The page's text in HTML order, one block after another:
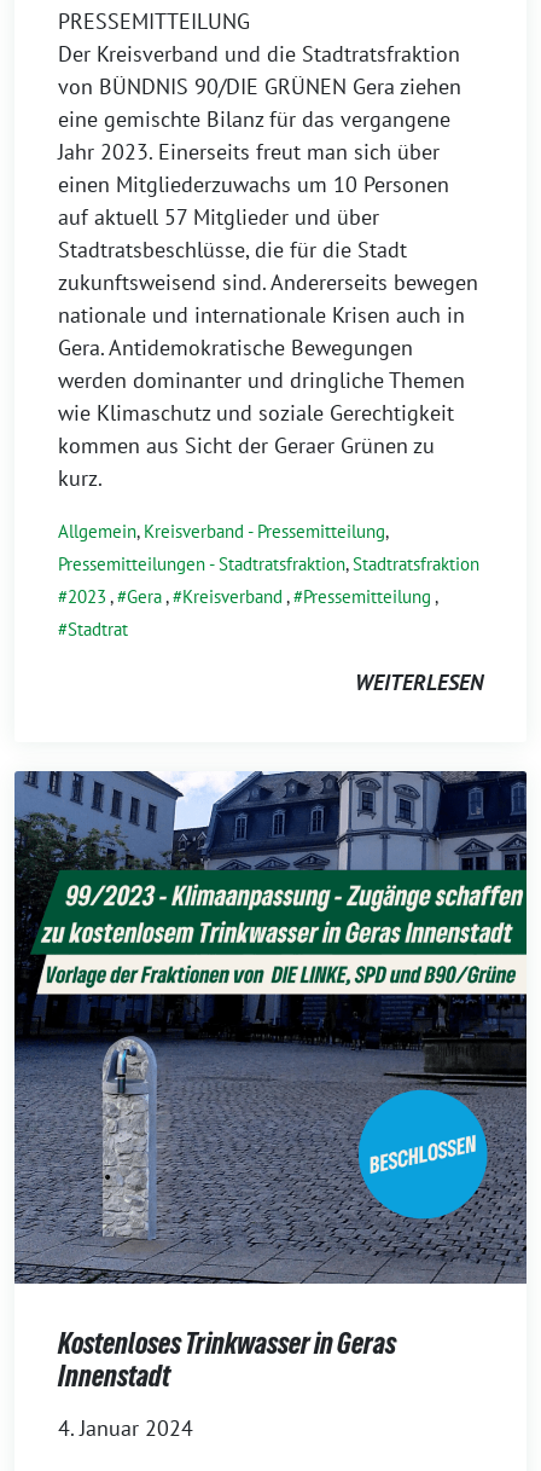
PRESSEMITTEILUNG
Der Kreisverband und die Stadtratsfraktion
von BÜNDNIS 90/DIE GRÜNEN Gera ziehen
eine gemischte Bilanz für das vergangene
Jahr 2023. Einerseits freut man sich über
einen Mitgliederzuwachs um 10 Personen
auf aktuell 57 Mitglieder und über
Stadtratsbeschlüsse, die für die Stadt
zukunftsweisend sind. Andererseits bewegen
nationale und internationale Krisen auch in
Gera. Antidemokratische Bewegungen
werden dominanter und dringliche Themen
wie Klimaschutz und soziale Gerechtigkeit
kommen aus Sicht der Geraer Grünen zu
kurz.
Allgemein, Kreisverband - Pressemitteilung,
Pressemitteilungen - Stadtratsfraktion,Stadtratsfraktion
2023 , Gera, Kreisverband , Pressemitteilung ,
Stadtrat
WEITERLESEN
Kostenloses Trinkwasser in Geras
Innenstadt
4. Januar 2024